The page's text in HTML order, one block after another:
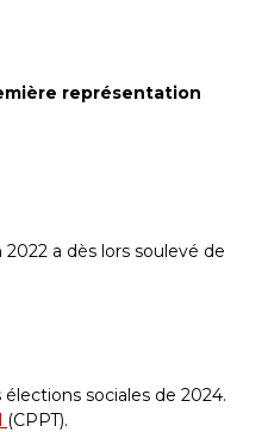
représentation
a dès lors soulevé de
sociales de 2024.
(CPPT).